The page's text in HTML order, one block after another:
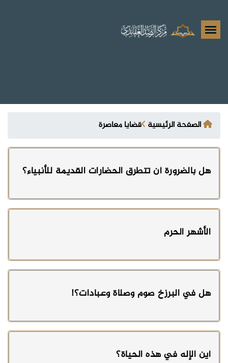
الصفحة الرئيسية قضايا معاصرة
هل بالضرورة أن تتطرق الحضارات القديمة للأنبياء؟
الأشهر الحرم
هل في البرزخ صوم وصلاة وعبادات؟!
أين الإله في هذه الحياة؟